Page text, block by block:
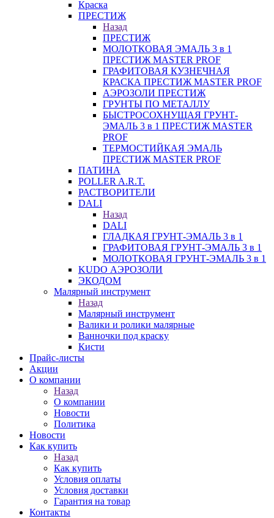
Краска
ПРЕСТИЖ
Назад
ПРЕСТИЖ
МОЛОТКОВАЯ ЭМАЛЬ 3 в 1
ПРЕСТИЖ MASTER PROF
ГРАФИТОВАЯ КУЗНЕЧНАЯ
КРАСКА ПРЕСТИЖ MASTER PROF
АЭРОЗОЛИ ПРЕСТИЖ
ГРУНТЫ ПО МЕТАЛЛУ
БЫСТРОСОХНУЩАЯ ГРУНТ-
ЭМАЛЬ 3 в 1 ПРЕСТИЖ MASTER
PROF
ТЕРМОСТИЙКАЯ ЭМАЛЬ
ПРЕСТИЖ MASTER PROF
ПАТИНА
POLLER A.R.T.
РАСТВОРИТЕЛИ
DALI
Назад
DALI
ГЛАДКАЯ ГРУНТ-ЭМАЛЬ 3 в 1
ГРАФИТОВАЯ ГРУНТ-ЭМАЛЬ 3 в 1
МОЛОТКОВАЯ ГРУНТ-ЭМАЛЬ 3 в 1
KUDO АЭРОЗОЛИ
ЭКОДОМ
Малярный инструмент
Назад
Малярный инструмент
Валики и ролики малярные
Ванночки под краску
Кисти
Прайс-листы
Акции
О компании
Назад
О компании
Новости
Политика
Новости
Как купить
Назад
Как купить
Условия оплаты
Условия доставки
Гарантия на товар
Контакты